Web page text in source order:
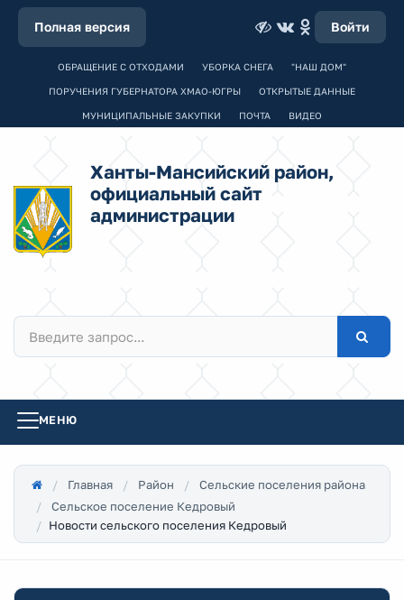
Полная версия Войти
ОБРАЩЕНИЕ С ОТХОДАМИ УБОРКА СНЕГА "НАШ ДОМ"
ПОРУЧЕНИЯ ГУБЕРНАТОРА ХМАО-ЮГРЫ ОТКРЫТЫЕ ДАННЫЕ
МУНИЦИПАЛЬНЫЕ ЗАКУПКИ ПОЧТА ВИДЕО
Ханты-Мансийский район,
официальный сайт
администрации
МЕНЮ
Главная Район
Сельские поселения района
Сельское поселение Кедровый
Новости сельского поселения Кедровый